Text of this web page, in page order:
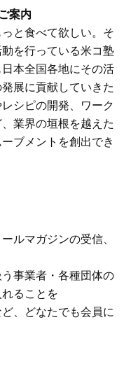
案内
と食べて欲しい。そ
を行っている米コ塾
本全国各地にその活
展に貢献していきた
シピの開発、ワーク
業界の垣根を越えた
ブメントを創出でき
ガジンの受信、
者・各種団体の
ることを
たでも会員に